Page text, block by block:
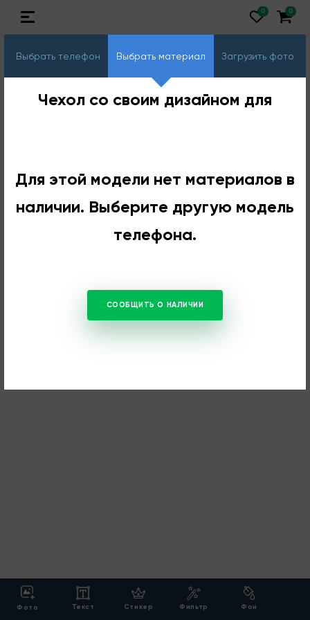
Выбрать телефон Выбрать материал Загрузить фото
Чехол со своим дизайном для
Для этой модели нет материалов в
наличии. Выберите другую модель
телефона.
СООБЩИТЬ О НАЛИЧИИ
Фото Текст Стикер Фильтр Фон